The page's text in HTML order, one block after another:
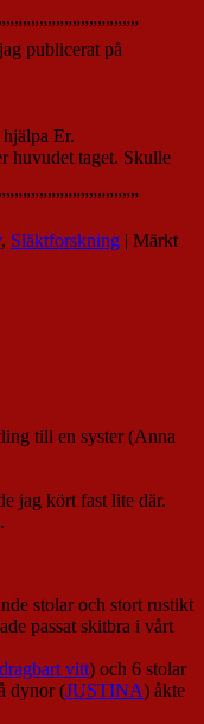
publicerat på
Er.
huvudet taget. Skulle
, Släktforskning | Märkt
till en syster (Anna
jag kört fast lite där.
.
stolar och stort rustikt
passat skitbra i vårt
vitt) och 6 stolar
dynor (JUSTINA) åkte